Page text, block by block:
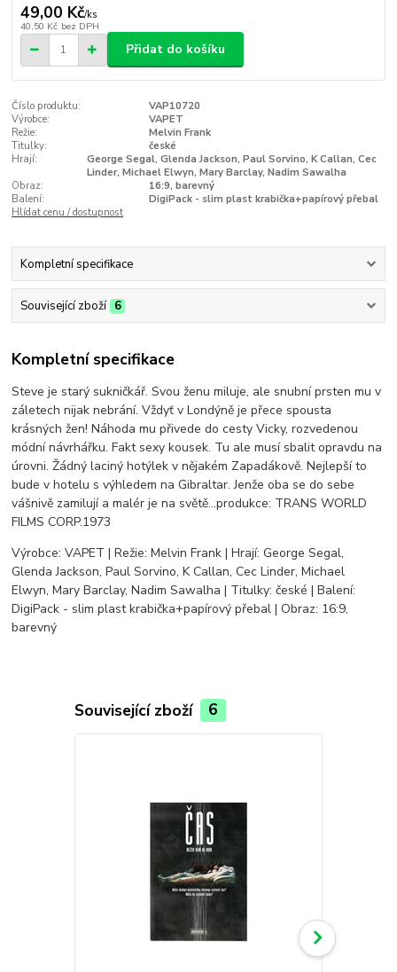
49,00 Kč/ks
40,50 Kč bez DPH
Přidat do košíku
Číslo produktu:
VAP10720
Výrobce:
VAPET
Režie:
Melvin Frank
Titulky:
české
Hrají:
George Segal, Glenda Jackson, Paul Sorvino, K Callan, Cec
Linder, Michael Elwyn, Mary Barclay, Nadim Sawalha
Obraz:
16:9, barevný
Balení:
DigiPack - slim plast krabička+papírový přebal
Hlídat cenu / dostupnost
Kompletní specifikace
Související zboží 6
Kompletní specifikace
Steve je starý sukničkář. Svou ženu miluje, ale snubní prsten mu v
záletech nijak nebrání. Vždyť v Londýně je přece spousta
krásných žen! Náhoda mu přivede do cesty Vicky, rozvedenou
módní návrhářku. Fakt sexy kousek. Tu ale musí sbalit opravdu na
úrovni. Žádný laciný hotýlek v nějakém Zapadákově. Nejlepší to
bude v hotelu s výhledem na Gibraltar. Jenže oba se do sebe
vášnivě zamilují a malér je na světě...produkce: TRANS WORLD
FILMS CORP.1973
Výrobce: VAPET | Režie: Melvin Frank | Hrají: George Segal,
Glenda Jackson, Paul Sorvino, K Callan, Cec Linder, Michael
Elwyn, Mary Barclay, Nadim Sawalha | Titulky: české | Balení:
DigiPack - slim plast krabička+papírový přebal | Obraz: 16:9,
barevný
Související zboží 6